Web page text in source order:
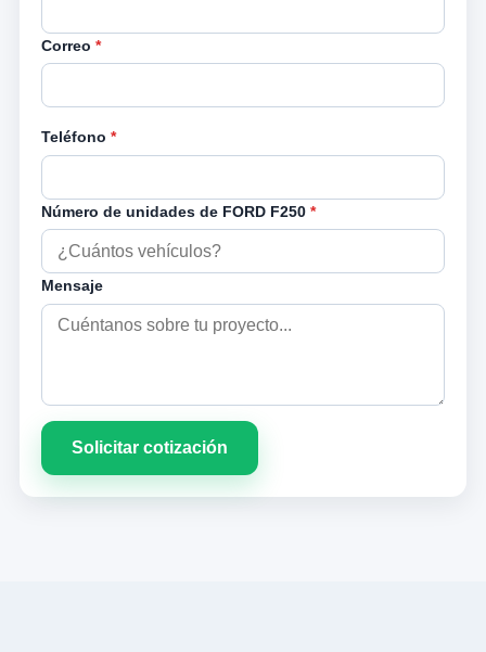
Correo *
Teléfono *
Número de unidades de FORD F250 *
Mensaje
Solicitar cotización